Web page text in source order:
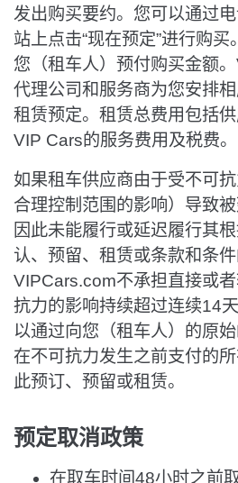
发出购买要约。您可以通过
站上点击“现在预定”进行购
您（租车人）预付购买金额
代理公司和服务商为您安排
租赁预定。租赁总费用包括供
VIP Cars的服务费用及税费。
如果租车供应商由于受不可
合理控制范围的影响）导致被
因此未能履行或延迟履行其
认、预留、租赁或条款和条件
VIPCars.com不承担直接或者
抗力的影响持续超过连续14
以通过向您（租车人）的原
在不可抗力发生之前支付的
此预订、预留或租赁。
预定取消政策
在取车时间48小时之前